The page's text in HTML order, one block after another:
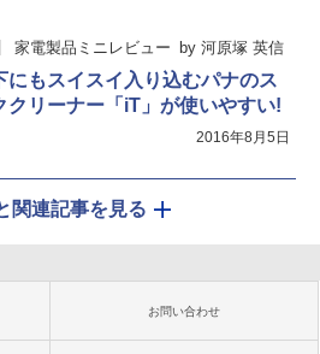
家電製品ミニレビュー by 河原塚 英信
にもスイスイ入り込むパナのス
クリーナー「iT」が使いやすい!
2016年8月5日
関連記事を見る
お問い合わせ